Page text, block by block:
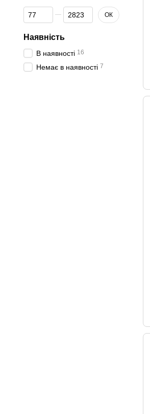
Від Ціна, грн
До Ціна, грн ОК
Наявність
В наявності 16
Немає в наявності 7